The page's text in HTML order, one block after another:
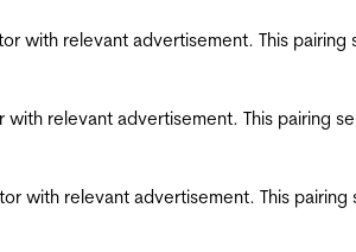
with relevant advertisement. This
relevant advertisement. This pairing
with relevant advertisement. This